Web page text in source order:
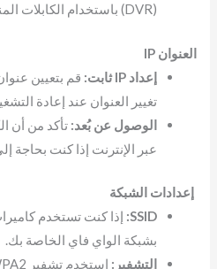
(DVR) باستخدام الكابلات المناسبة.
العنوان IP
إعداد IP ثابت:
تغيير العنوان عند إعادة
الوصول عن بُعد: تأكد من أن
عبر الإنترنت إذا كنت بحاجة
إعدادات الشبكة
SSID: إذا كنت تستخدم
بشبكة الواي فاي الخاصة بك.
التشفير: